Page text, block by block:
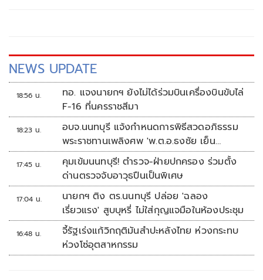
NEWS UPDATE
18:56 น.
ทอ. แจงนายกฯ ยังไม่ได้ร่วมบินเครื่องบินขับไล่
F-16 ที่นครราชสีมา
18:23 น.
อบจ.นนทบุรี แจ้งกำหนดการพิธีสวดอภิธรรม
พระราชทานเพลิงศพ 'พ.ต.อ.ธงชัย เย็น
ประเสริฐ'
17:45 น.
คุมเข้มนนทบุรี! ตำรวจ-ฝ่ายปกครอง ร่วมตั้ง
ด่านตรวจจับอาวุธปืนเป็นพิเศษ
17:04 น.
นายกฯ ติง ตร.นนทบุรี ปล่อย 'ฉลอง
เรี่ยวแรง' สูบบุหรี่ ไม่ใส่กุญแจมือในห้องประชุม
16:48 น.
จี้รัฐเร่งแก้วิกฤติมันสำปะหลังไทย ห่วงกระทบ
ห่วงโซ่อุตสาหกรรม